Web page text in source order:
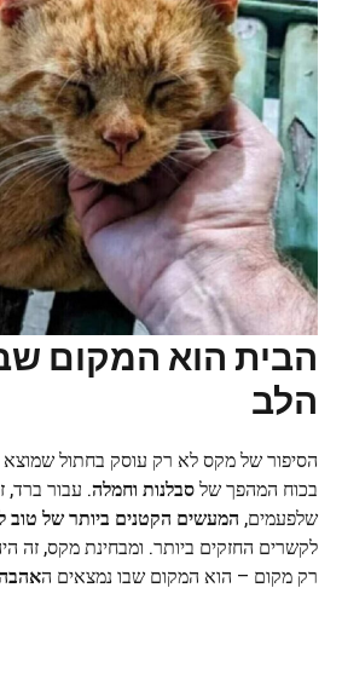
הבית הוא המקום
הלב
הסיפור של מקס לא רק עוסק בחתול
בכוח המהפך שלסבלנות וחמלה. עבור ברד,
שלפעמים, המעשים הקטנים ביותר של טוב
לקשרים החזקים ביותר. ומבחינת מקס, זה
רק מקום – הוא המקום שבו נמצאים ה